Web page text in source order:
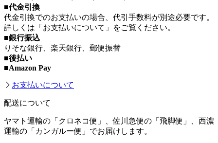
■代金引換
代金引換でのお支払いの場合、代引手数料が別途必要です。
詳しくは「お支払いについて」をご覧ください。
■銀行振込
りそな銀行、楽天銀行、郵便振替
■後払い
■Amazon Pay
お支払いについて
配送について
ヤマト運輸の「クロネコ便」、佐川急便の「飛脚便」、西濃
運輸の「カンガルー便」でお届けします。